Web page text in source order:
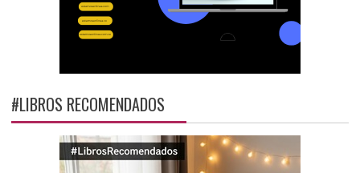
#LIBROS RECOMENDADOS